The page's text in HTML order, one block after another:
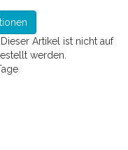
Dieser Artikel ist nicht auf
werden.